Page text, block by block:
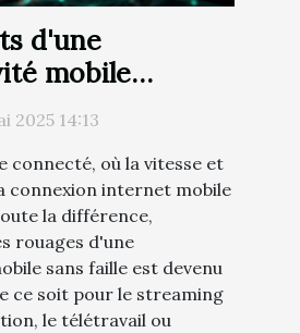
d'une
mobile
de
2025 14:13
connecté, où la vitesse et
connexion internet mobile
la différence,
rouages d'une
sans faille est devenu
ce soit pour le streaming
le télétravail ou